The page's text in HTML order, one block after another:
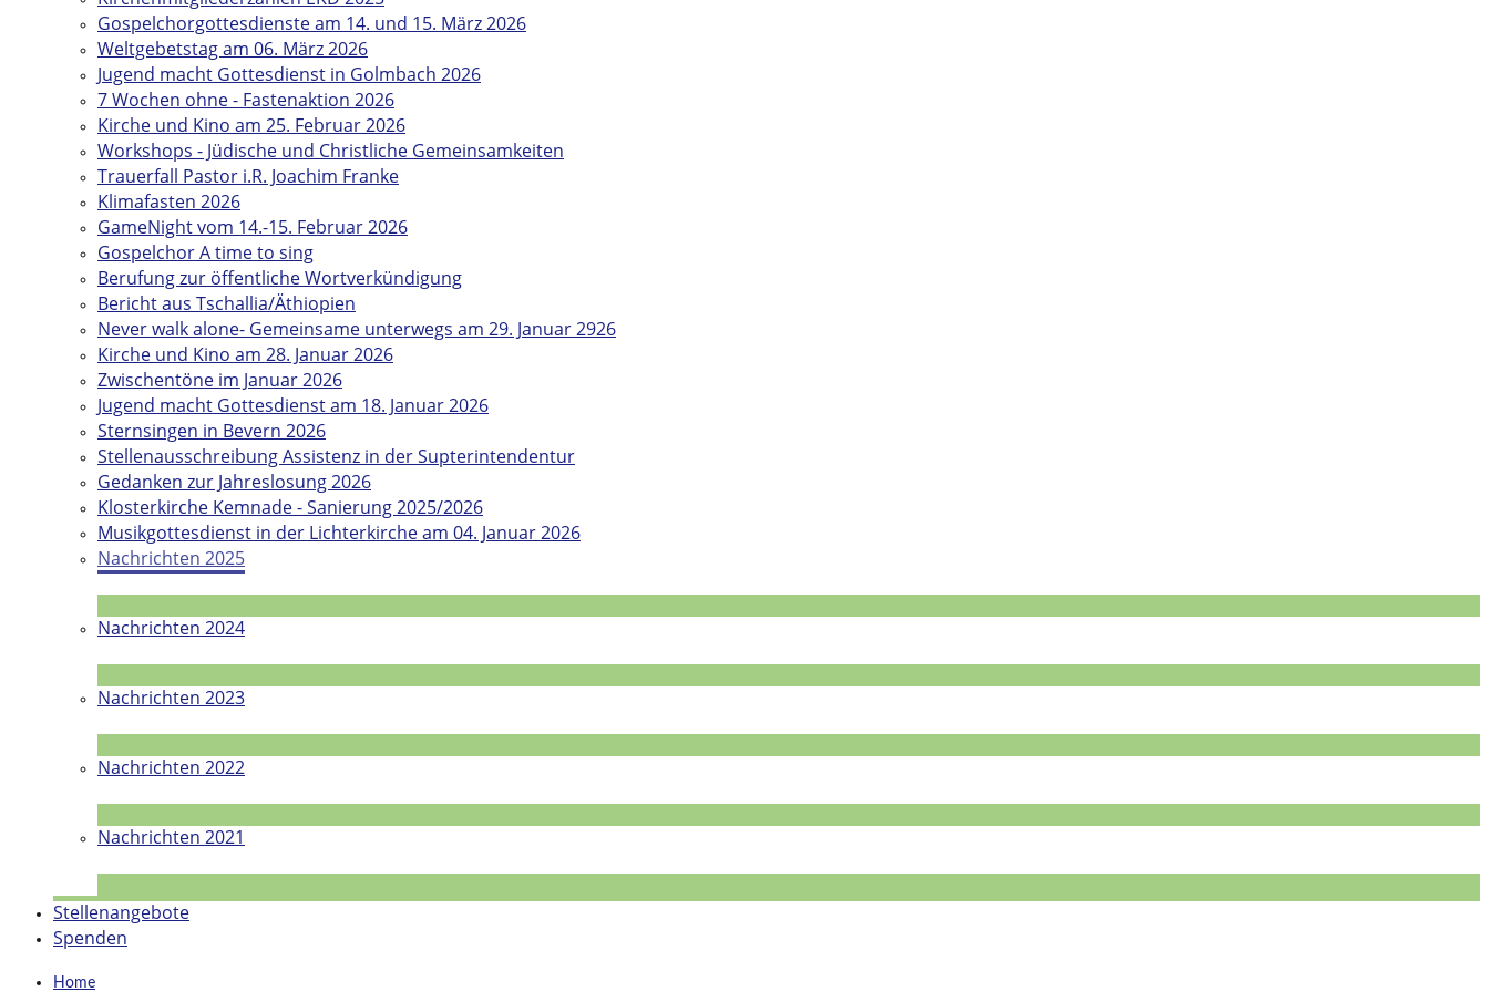
Gospelchorgottesdienste am 14. und 15. März 2026
Weltgebetstag am 06. März 2026
Jugend macht Gottesdienst in Golmbach 2026
7 Wochen ohne - Fastenaktion 2026
Kirche und Kino am 25. Februar 2026
Workshops - Jüdische und Christliche Gemeinsamkeiten
Trauerfall Pastor i.R. Joachim Franke
Klimafasten 2026
GameNight vom 14.-15. Februar 2026
Gospelchor A time to sing
Berufung zur öffentliche Wortverkündigung
Bericht aus Tschallia/Äthiopien
Never walk alone- Gemeinsame unterwegs am 29. Januar 2926
Kirche und Kino am 28. Januar 2026
Zwischentöne im Januar 2026
Jugend macht Gottesdienst am 18. Januar 2026
Sternsingen in Bevern 2026
Stellenausschreibung Assistenz in der Supterintendentur
Gedanken zur Jahreslosung 2026
Klosterkirche Kemnade - Sanierung 2025/2026
Musikgottesdienst in der Lichterkirche am 04. Januar 2026
Nachrichten 2025
Nachrichten 2024
Nachrichten 2023
Nachrichten 2022
Nachrichten 2021
Stellenangebote
Spenden
Home